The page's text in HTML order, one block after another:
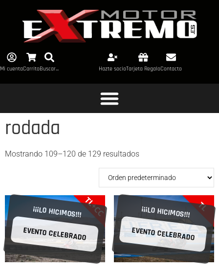
Mi cuentaCarritoBuscar... Hazte socioTarjeta RegaloContacto
rodada
Mostrando 109–120 de 129 resultados
TL+CC
¡¡¡LO HICIMOS!!!
EVENTO CELEBRADO
TL
¡¡¡LO HICIMOS!!!
EVENTO CELEBRADO